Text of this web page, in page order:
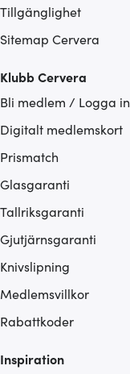
Tillgänglighet
Sitemap Cervera
Klubb Cervera
Bli medlem / Logga in
Digitalt medlemskort
Prismatch
Glasgaranti
Tallriksgaranti
Gjutjärnsgaranti
Knivslipning
Medlemsvillkor
Rabattkoder
Inspiration